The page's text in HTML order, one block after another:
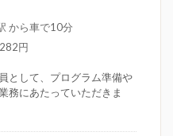
から車で10分
円
として、プログラム準備や
務にあたっていただきま